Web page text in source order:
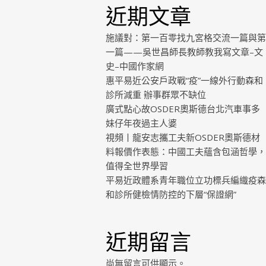
近期文章
施議對：第一百零找九宮格交流一篇與第
一篇——吳世昌師長教師教我寫文章–文
史–中國作家網
惠平易近公安戶政戰“疫”一線外行動森和
診所減重 辦事群眾不缺位
廣式點心故OSDER奧斯德台北汽車事多
妹仔年夜過主人婆
視頻丨龍安志攜工夫新OSDER奧斯德材
料報價作表態：中國工夫蘊含包涵哲學，
值得全世界學習
平易近政體系青年職位立功標兵編織疫森
和診所健檢情防控的下層“保證網”
近期留言
尚無留言可供顯示。